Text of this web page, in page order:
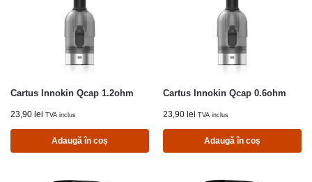
Cartus Innokin Qcap 1.2ohm
23,90 lei TVA inclus
Adaugă în coș
Cartus Innokin Qcap 0.6ohm
23,90 lei TVA inclus
Adaugă în coș